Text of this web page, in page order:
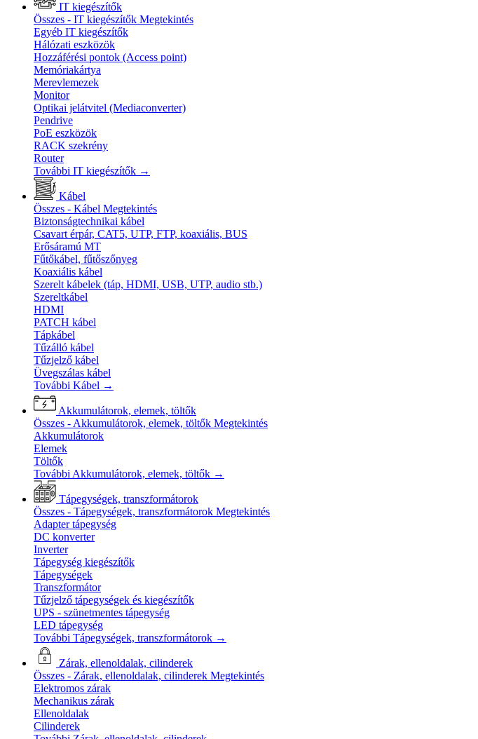
IT kiegészítők
Összes - IT kiegészítők Megtekintés
Egyéb IT kiegészítők
Hálózati eszközök
Hozzáférési pontok (Access point)
Memóriakártya
Merevlemezek
Monitor
Optikai jelátvitel (Mediaconverter)
Pendrive
PoE eszközök
RACK szekrény
Router
További IT kiegészítők →
Kábel
Összes - Kábel Megtekintés
Biztonságtechnikai kábel
Csavart érpár, CAT5, UTP, FTP, koaxiális, BUS
Erősáramú MT
Fűtőkábel, fűtőszőnyeg
Koaxiális kábel
Szerelt kábelek (táp, HDMI, USB, UTP, audio stb.)
Szereltkábel
HDMI
PATCH kábel
Tápkábel
Tűzálló kábel
Tűzjelző kábel
Üvegszálas kábel
További Kábel →
Akkumulátorok, elemek, töltők
Összes - Akkumulátorok, elemek, töltők Megtekintés
Akkumulátorok
Elemek
Töltők
További Akkumulátorok, elemek, töltők →
Tápegységek, transzformátorok
Összes - Tápegységek, transzformátorok Megtekintés
Adapter tápegység
DC konverter
Inverter
Tápegység kiegészítők
Tápegységek
Transzformátor
Tűzjelző tápegységek és kiegészítők
UPS - szünetmentes tápegység
LED tápegység
További Tápegységek, transzformátorok →
Zárak, ellenoldalak, cilinderek
Összes - Zárak, ellenoldalak, cilinderek Megtekintés
Elektromos zárak
Mechanikus zárak
Ellenoldalak
Cilinderek